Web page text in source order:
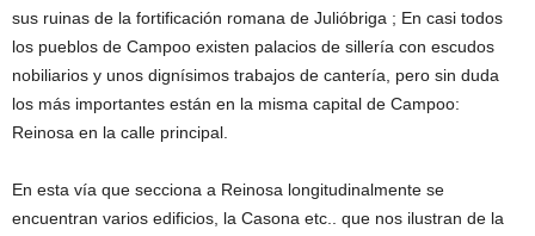
sus ruinas de la fortificación romana de Julióbriga ; En casi todos
los pueblos de Campoo existen palacios de sillería con escudos
nobiliarios y unos dignísimos trabajos de cantería, pero sin duda
los más importantes están en la misma capital de Campoo:
Reinosa en la calle principal.
En esta vía que secciona a Reinosa longitudinalmente se
encuentran varios edificios, la Casona etc.. que nos ilustran de la